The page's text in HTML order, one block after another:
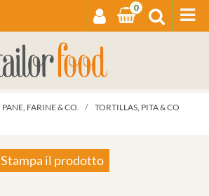
0
PANE, FARINE & CO.
TORTILLAS, PITA & CO
Stampa il prodotto